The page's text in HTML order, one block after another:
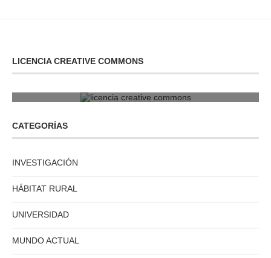
LICENCIA CREATIVE COMMONS
CATEGORÍAS
INVESTIGACIÓN
HÁBITAT RURAL
UNIVERSIDAD
MUNDO ACTUAL